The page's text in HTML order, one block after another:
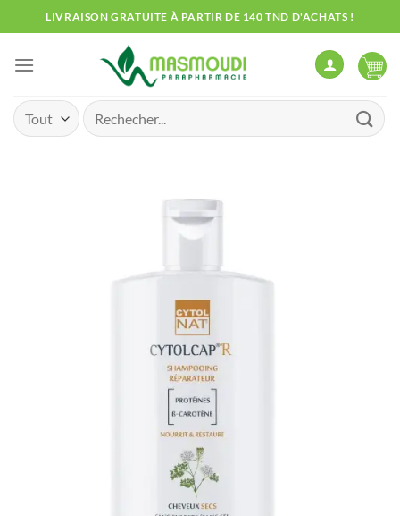
au
contenu
LIVRAISON GRATUITE À PARTIR DE 140 TND D'ACHATS !
Recherche
pour :